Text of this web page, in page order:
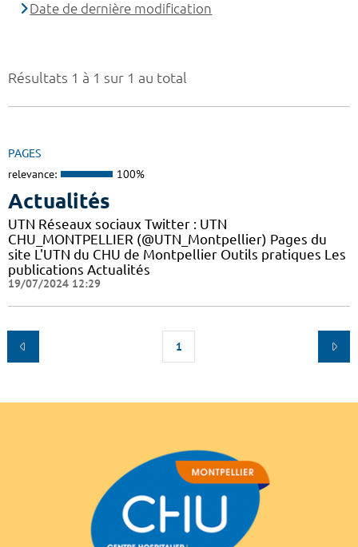
Résultats 1 à 1 sur 1 au total
PAGES
relevance: 100%
Actualités
UTN Réseaux sociaux Twitter : UTN
CHU_MONTPELLIER (@UTN_Montpellier) Pages du
site L'UTN du CHU de Montpellier Outils pratiques Les
publications Actualités
19/07/2024 12:29
1
Date de dernière modification